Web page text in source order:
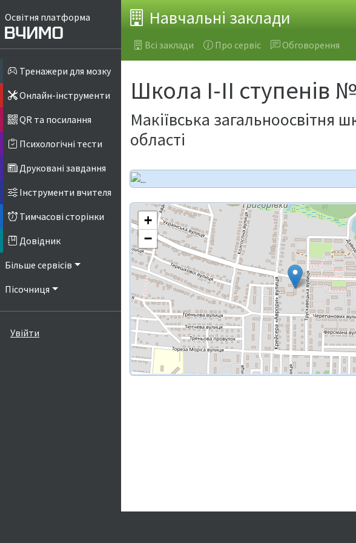
Освітня платформа
Тренажери для мозку
Онлайн-інструменти
QR та посилання
Психологічні тести
Друковані завдання
Інструменти вчителя
Тимчасові сторінки
Довідник
Більше сервісів
Пісочниця
Увійти
Навчальні заклади
Всі заклади Про сервіс Обговорення
Школа І-ІІ ступенів
Макіївська загальноосвітня
області
+
−